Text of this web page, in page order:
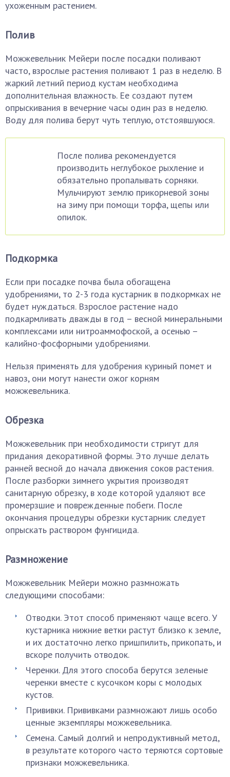
ухоженным растением.
Полив
Можжевельник Мейери после посадки поливают
часто, взрослые растения поливают 1 раз в неделю. В
жаркий летний период кустам необходима
дополнительная влажность. Ее создают путем
опрыскивания в вечерние часы один раз в неделю.
Воду для полива берут чуть теплую, отстоявшуюся.
После полива рекомендуется
производить неглубокое рыхление и
обязательно пропалывать сорняки.
Мульчируют землю прикорневой зоны
на зиму при помощи торфа, щепы или
опилок.
Подкормка
Если при посадке почва была обогащена
удобрениями, то 2-3 года кустарник в подкормках не
будет нуждаться. Взрослое растение надо
подкармливать дважды в год – весной минеральными
комплексами или нитроаммофоской, а осенью –
калийно-фосфорными удобрениями.
Нельзя применять для удобрения куриный помет и
навоз, они могут нанести ожог корням
можжевельника.
Обрезка
Можжевельник при необходимости стригут для
придания декоративной формы. Это лучше делать
ранней весной до начала движения соков растения.
После разборки зимнего укрытия производят
санитарную обрезку, в ходе которой удаляют все
промерзшие и поврежденные побеги. После
окончания процедуры обрезки кустарник следует
опрыскать раствором фунгицида.
Размножение
Можжевельник Мейери можно размножать
следующими способами:
Отводки. Этот способ применяют чаще всего. У
кустарника нижние ветки растут близко к земле,
и их достаточно легко пришпилить, прикопать, и
вскоре получить отводок.
Черенки. Для этого способа берутся зеленые
черенки вместе с кусочком коры с молодых
кустов.
Прививки. Прививками размножают лишь особо
ценные экземпляры можжевельника.
Семена. Самый долгий и непродуктивный метод,
в результате которого часто теряются сортовые
признаки можжевельника.